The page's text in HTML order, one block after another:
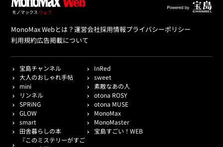
MonoMax Webとは？運営会社採用情報プライバシーポリシー
利用規約広告掲載について
宝島チャンネル
InRed
大人のおしゃれ手帖
sweet
mini
素敵なあの人
リンネル
otona ROSY
SPRiNG
otona MUSE
GLOW
MonoMax
smart
MonoMaster
田舎暮らしの本
宝島すごい！WEB
『このミステリーがすご